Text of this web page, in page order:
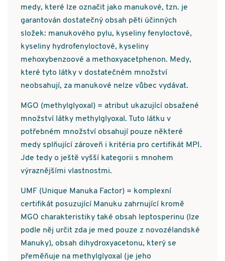
medy, které lze označit jako manukové, tzn. je
garantován dostatečný obsah pěti účinných
složek: manukového pylu, kyseliny fenyloctové,
kyseliny hydrofenyloctové, kyseliny
mehoxybenzoové a methoxyacetphenon. Medy,
které tyto látky v dostatečném množství
neobsahují, za manukové nelze vůbec vydávat.
MGO (methylglyoxal) = atribut ukazující obsažené
množství látky methylglyoxal. Tuto látku v
potřebném množství obsahují pouze některé
medy splňující zároveň i kritéria pro certifikát MPI.
Jde tedy o ještě vyšší kategorii s mnohem
výraznějšími vlastnostmi.
UMF (Unique Manuka Factor) = komplexní
certifikát posuzující Manuku zahrnující kromě
MGO charakteristiky také obsah leptosperinu (lze
podle něj určit zda je med pouze z novozélandské
Manuky), obsah dihydroxyacetonu, který se
přeměňuje na methylglyoxal (je jeho